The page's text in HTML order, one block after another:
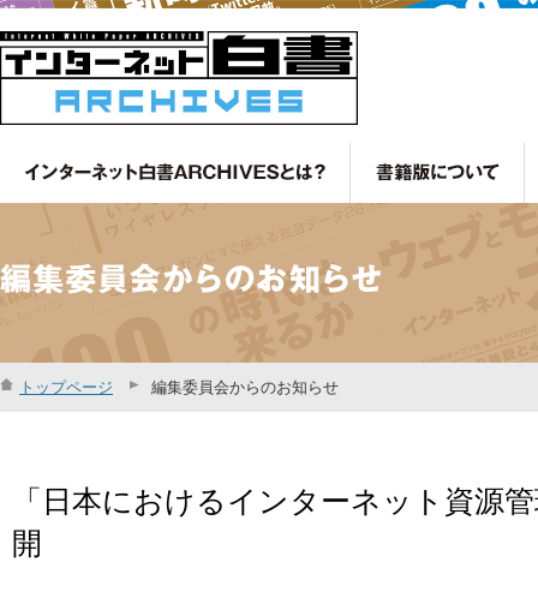
トップページ 編集委員会からのお知らせ
「日本におけるインターネット資源
開